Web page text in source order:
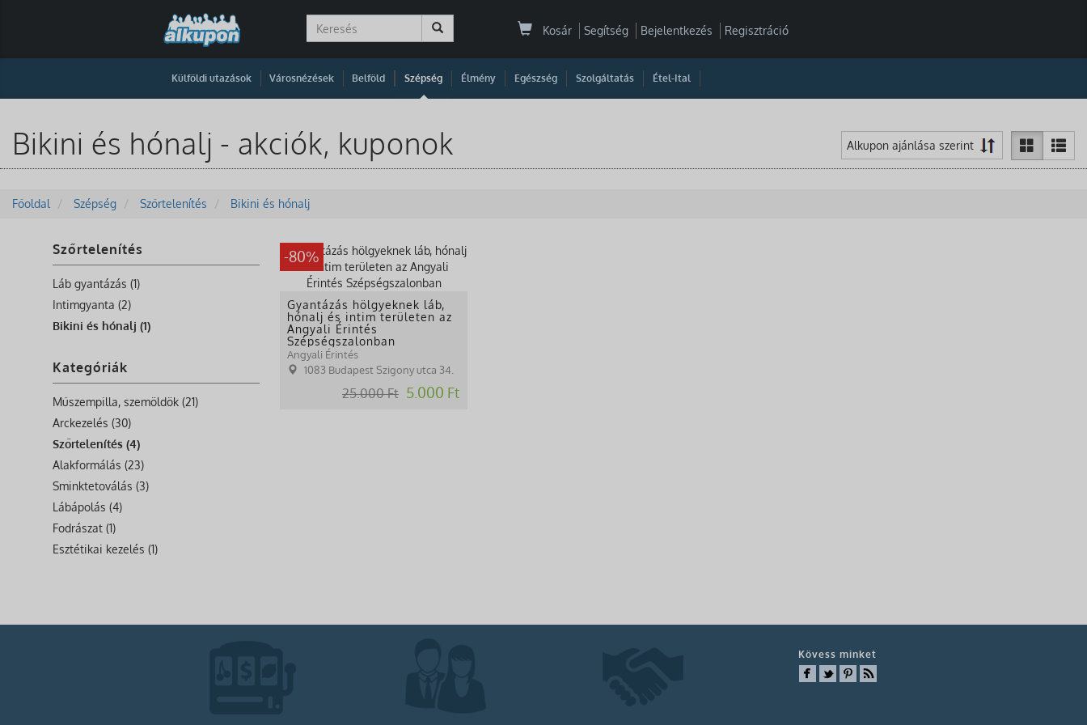
Kosár Segítség Bejelentkezés Regisztráció
Külföldi utazások Városnézések Belföld Szépség Élmény Egészség Szolgáltatás Étel-Ital
Bikini és hónalj - akciók, kuponok
Főoldal Szépség Szőrtelenítés Bikini és hónalj
Szőrtelenítés
Láb gyantázás (1)
Intimgyanta (2)
Bikini és hónalj (1)
Kategóriák
Műszempilla, szemöldök (21)
Arckezelés (30)
Szőrtelenítés (4)
Alakformálás (23)
Sminktetoválás (3)
Lábápolás (4)
Fodrászat (1)
Esztétikai kezelés (1)
-80%
Gyantázás hölgyeknek láb,
hónalj és intim területen az
Angyali Érintés
Szépségszalonban
Angyali Érintés
1083 Budapest Szigony utca 34.
25.000 Ft 5.000 Ft
Kövess minket